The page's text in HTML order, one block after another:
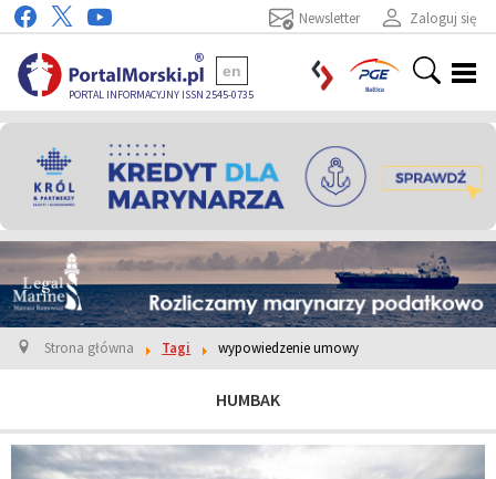
Zaloguj się
Newsletter
PORTAL INFORMACYJNY ISSN 2545-0735
en
Strona główna Tagi wypowiedzenie umowy
HUMBAK